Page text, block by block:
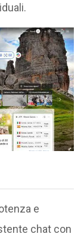
e
chat con